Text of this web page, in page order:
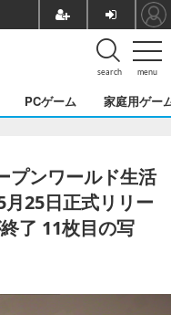
menu
search
PCゲーム 家庭用ゲー
プンワールド生活
25日正式リリー
了 11枚目の写